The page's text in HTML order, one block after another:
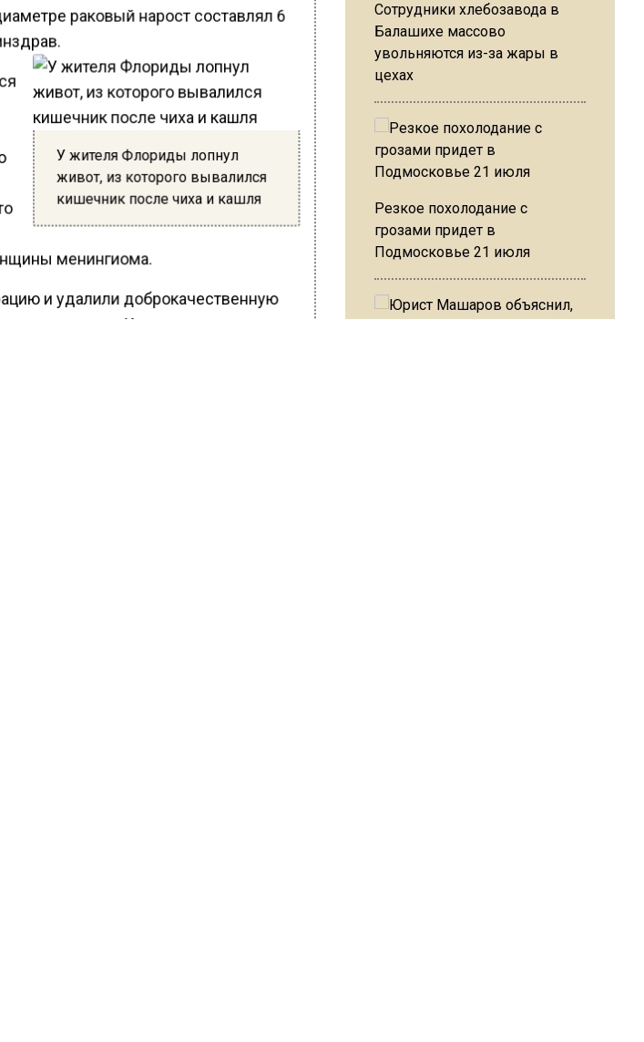
раковый нарост составлял 6
У жителя Флориды лопнул
живот, из которого вывалился
кишечник после чиха и кашля
менингиома.
и удалили доброкачественную
к отеку мозга. Кроме того, это
Сотрудники хлебозавода в
Балашихе массово
увольняются из-за жары в
цехах
Резкое похолодание с
грозами придет в
Подмосковье 21 июля